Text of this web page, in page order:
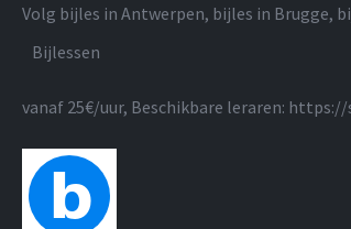
Volg bijles in Antwerpen, bijles in Brugge,
Bijlessen
vanaf 25€/uur, Beschikbare leraren: https://